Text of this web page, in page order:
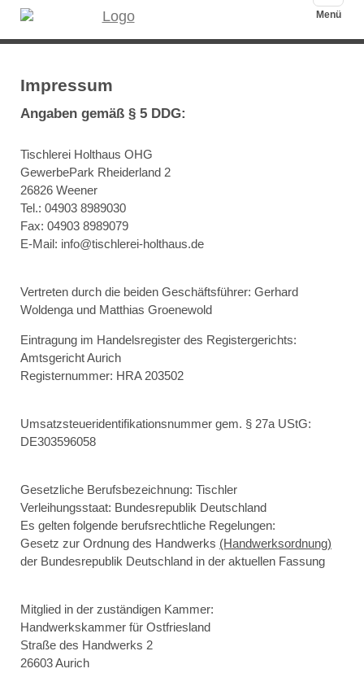
Menü
Impressum
Angaben gemäß § 5 DDG:
Tischlerei Holthaus OHG
GewerbePark Rheiderland 2
26826 Weener
Tel.: 04903 8989030
Fax: 04903 8989079
E-Mail: info@tischlerei-holthaus.de
Vertreten durch die beiden Geschäftsführer: Gerhard
Woldenga und Matthias Groenewold
Eintragung im Handelsregister des Registergerichts:
Amtsgericht Aurich
Registernummer: HRA 203502
Umsatzsteueridentifikationsnummer gem. § 27a UStG:
DE303596058
Gesetzliche Berufsbezeichnung: Tischler
Verleihungsstaat: Bundesrepublik Deutschland
Es gelten folgende berufsrechtliche Regelungen:
Gesetz zur Ordnung des Handwerks (Handwerksordnung)
der Bundesrepublik Deutschland in der aktuellen Fassung
Mitglied in der zuständigen Kammer:
Handwerkskammer für Ostfriesland
Straße des Handwerks 2
26603 Aurich